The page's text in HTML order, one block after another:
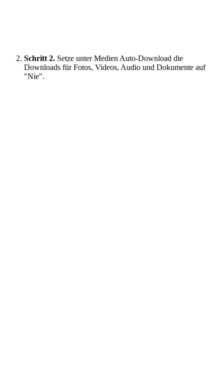
Schritt 2. Setze unter Medien Auto-Download die
Downloads für Fotos, Videos, Audio und Dokumente auf
"Nie".